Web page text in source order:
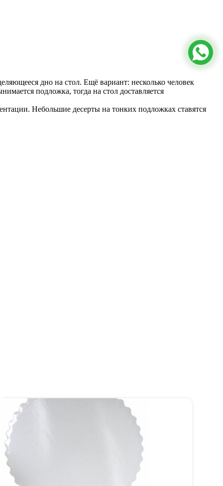
дно на стол. Ещё вариант: несколько человек
подложка, тогда на стол доставляется
Небольшие десерты на тонких подложках ставятся